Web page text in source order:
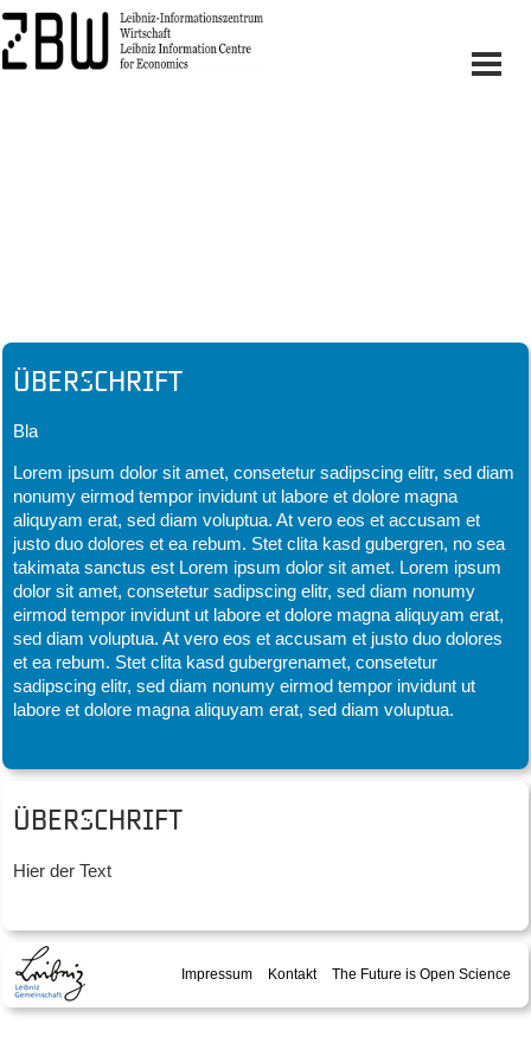
Überschrift
Bla
Lorem ipsum dolor sit amet, consetetur sadipscing elitr, sed diam
nonumy eirmod tempor invidunt ut labore et dolore magna
aliquyam erat, sed diam voluptua. At vero eos et accusam et
justo duo dolores et ea rebum. Stet clita kasd gubergren, no sea
takimata sanctus est Lorem ipsum dolor sit amet. Lorem ipsum
dolor sit amet, consetetur sadipscing elitr, sed diam nonumy
eirmod tempor invidunt ut labore et dolore magna aliquyam erat,
sed diam voluptua. At vero eos et accusam et justo duo dolores
et ea rebum. Stet clita kasd gubergrenamet, consetetur
sadipscing elitr, sed diam nonumy eirmod tempor invidunt ut
labore et dolore magna aliquyam erat, sed diam voluptua.
Überschrift
Hier der Text
Impressum Kontakt The Future is Open Science